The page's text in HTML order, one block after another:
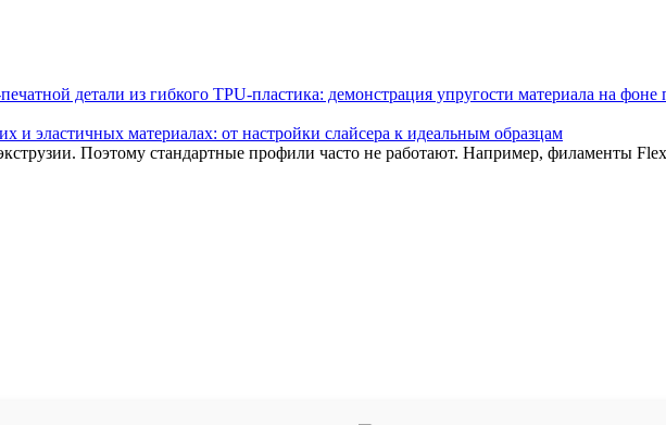
и эластичных материалах: от настройки слайсера к идеальным образцам
Поэтому стандартные профили часто не работают. Например, филаменты